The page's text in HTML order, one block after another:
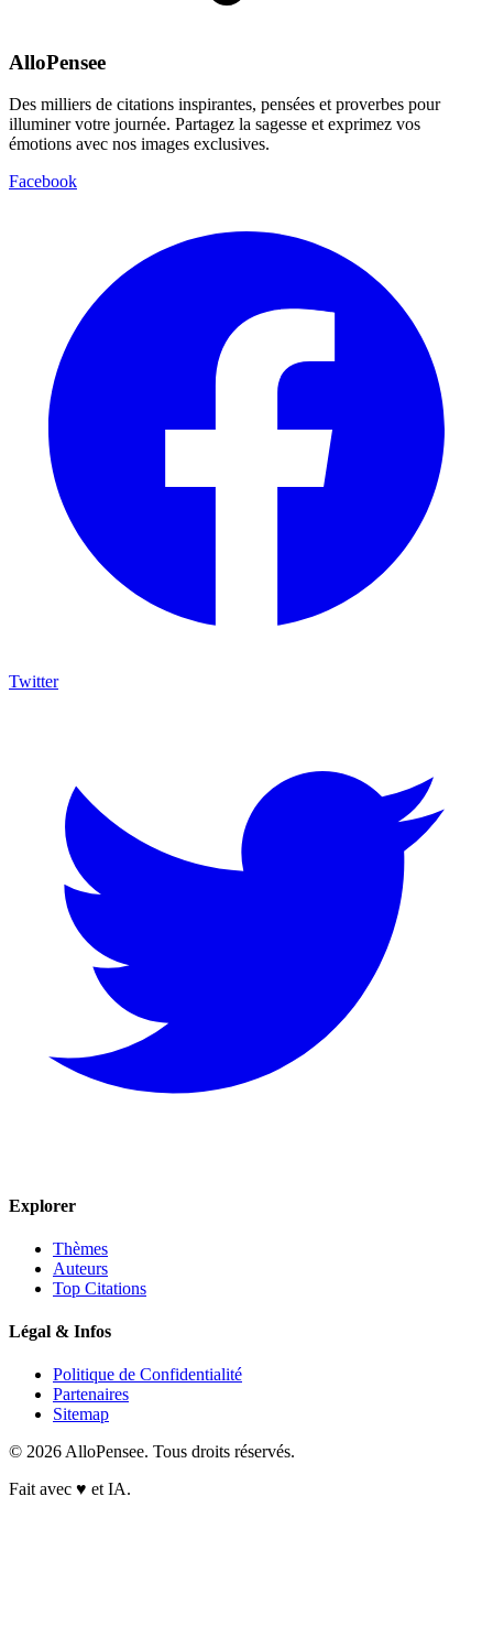
AlloPensee
Des milliers de citations inspirantes, pensées et proverbes pour
illuminer votre journée. Partagez la sagesse et exprimez vos
émotions avec nos images exclusives.
Facebook
Twitter
Explorer
Thèmes
Auteurs
Top Citations
Légal & Infos
Politique de Confidentialité
Partenaires
Sitemap
© 2026 AlloPensee. Tous droits réservés.
Fait avec ♥ et IA.